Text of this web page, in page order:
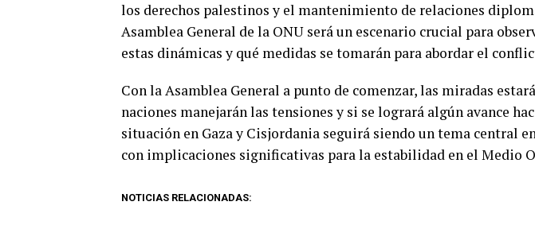
los derechos palestinos y el mantenimiento de relaciones
Asamblea General de la ONU será un escenario crucial para
estas dinámicas y qué medidas se tomarán para abordar el
Con la Asamblea General a punto de comenzar, las miradas
naciones manejarán las tensiones y si se logrará algún avance
situación en Gaza y Cisjordania seguirá siendo un tema central
con implicaciones significativas para la estabilidad en el Medio
NOTICIAS RELACIONADAS: